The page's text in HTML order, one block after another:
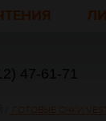
47-61-71
ГОТОВЫЕ ОЧКИ